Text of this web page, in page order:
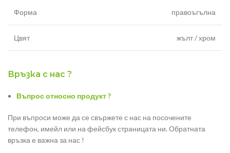
Форма правоъгълна
Цвят жълт / хром
Връзка с нас ?
Въпрос относно продукт ?
При въпроси може да се свържете с нас на посочените
телефон, имейл или на фейсбук страницата ни. Обратната
връзка е важна за нас !